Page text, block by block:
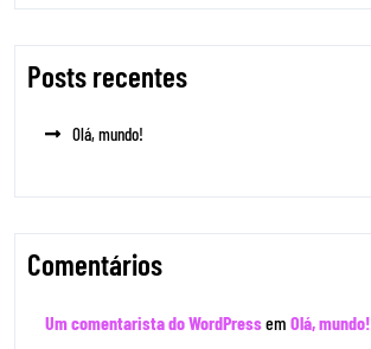
Posts recentes
Olá, mundo!
Comentários
Um comentarista do WordPressem Olá, mundo!